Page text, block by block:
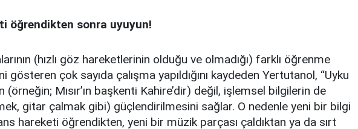
öğrendikten sonra uyuyun!
(hızlı göz hareketlerinin olduğu ve olmadığı) farklı öğrenme
çok sayıda çalışma yapıldığını kaydeden Yertutanol, “Uyku
Mısır’ın başkenti Kahire’dir) değil, işlemsel bilgilerin de
gitar çalmak gibi) güçlendirilmesini sağlar. O nedenle yeni bir bilgi
hareketi öğrendikten, yeni bir müzik parçası çaldıktan ya da sırt